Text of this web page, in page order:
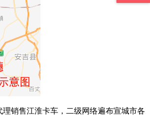
销售江淮卡车，二级网络遍布宣城市各